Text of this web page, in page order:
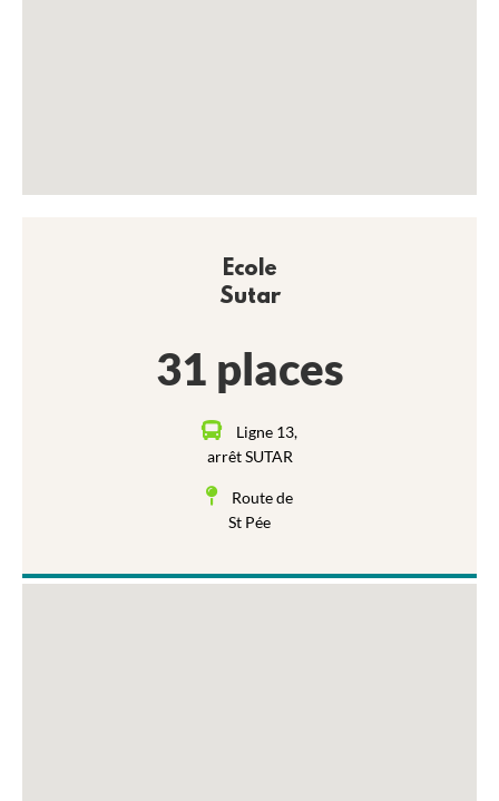
Ecole
Sutar
31 places
Ligne 13,
arrêt SUTAR
Route de
St Pée